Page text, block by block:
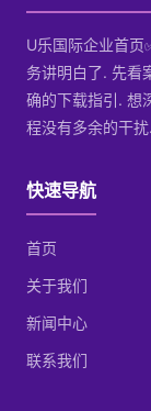
U乐国际企业首
务讲明白了. 先看
确的下载指引. 想
程没有多余的干扰.
快速导航
首页
关于我们
新闻中心
联系我们